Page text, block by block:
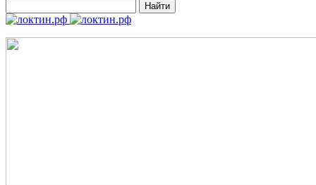
Найти